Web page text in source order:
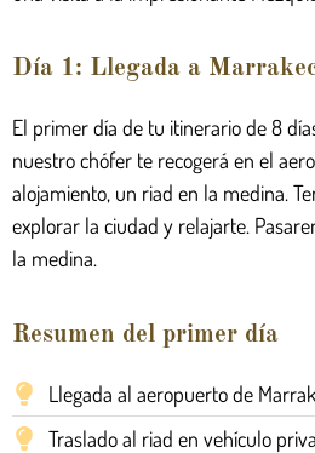
Día 1: Llegada a
El primer día de tu itinerario de 8
nuestro chófer te recogerá en el
alojamiento, un riad en la medina.
explorar la ciudad y relajarte.
la medina.
Resumen del primer día
Llegada al aeropuerto de
Traslado al riad en vehículo